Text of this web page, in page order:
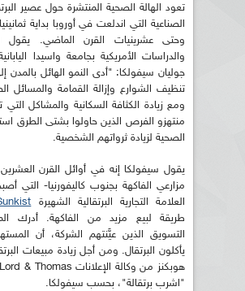
تعود الهالة الصحية المنتشرة حول عصير
وحتى عشرينيات القرن الماضي. يقول
والدراسات الأمريكية بجامعة واسيدا
جوليان سيفولكا: "أدى النمو الهائل
تنظيف الشوارع وإزالة القمامة والمسائل
ومع زيادة الكثافة السكانية والمشاكل التي
منتهزو الفرص الذين حاولوا بشتى الطرق
الصحية لزيادة ثرواتهم الشخصية.
يقول سيفولكا إنه في أوائل القرن
مزارعي الفاكهة بجنوب كاليفورنيا- التي
العلامة التجارية البرتقالية الشهيرة
طريقة لبيع مزيد من الفاكهة. أدرك
التسويق الذين عيَّنتهم الشركة، أن
يأكلون البرتقال. ومن أجل زيادة مبيعات
"اشرب برتقالة"، بحسب سيفولكا.